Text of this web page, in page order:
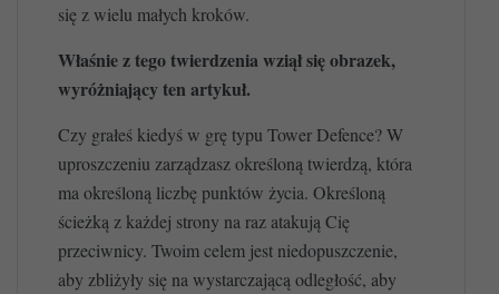
się z wielu małych kroków.
Właśnie z tego twierdzenia wziął się obrazek,
wyróżniający ten artykuł.
Czy grałeś kiedyś w grę typu Tower Defence? W
uproszczeniu zarządzasz określoną twierdzą, która
ma określoną liczbę punktów życia. Określoną
ścieżką z każdej strony na raz atakują Cię
przeciwnicy. Twoim celem jest niedopuszczenie,
aby zbliżyły się na wystarczającą odległość, aby